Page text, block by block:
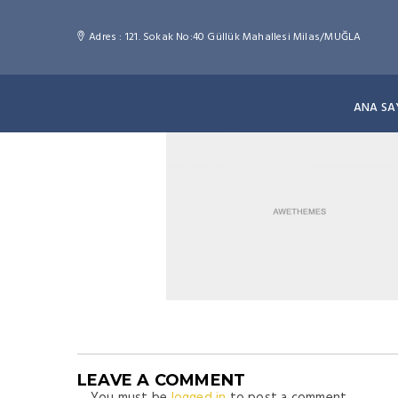
Adres : 121. Sokak No:40 Güllük Mahallesi Milas/MUĞLA
ANA
LEAVE A COMMENT